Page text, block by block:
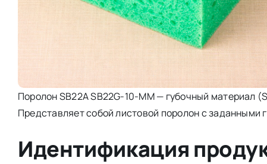
Поролон SB22A SB22G-10-MM — губочный материал
Представляет собой листовой поролон с заданными
Идентификация